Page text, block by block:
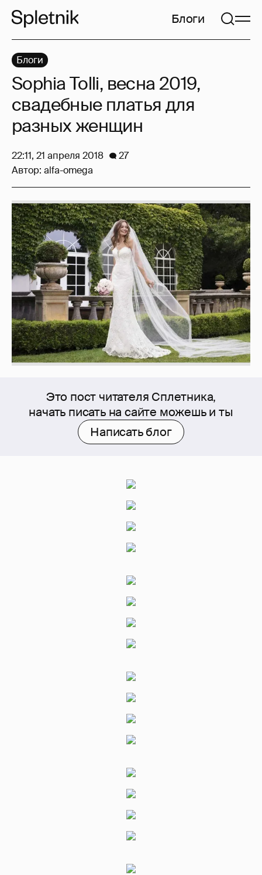
Блоги
Это пост читателя Сплетника,
начать писать на сайте можешь и ты
Написать блог
Блоги
Sophia Tolli, весна 2019,
свадебные платья для
разных женщин
22:11, 21 апреля 2018
27
Автор: alfa-omega